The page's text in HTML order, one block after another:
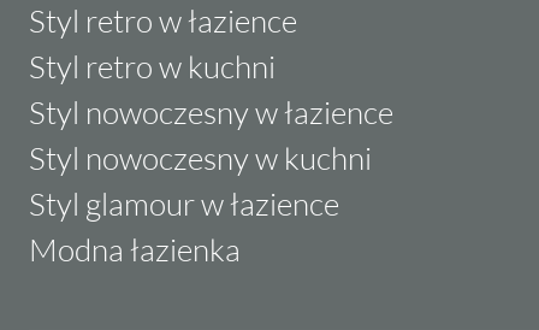
Styl retro w łazience
Styl retro w kuchni
Styl nowoczesny w łazience
Styl nowoczesny w kuchni
Styl glamour w łazience
Modna łazienka